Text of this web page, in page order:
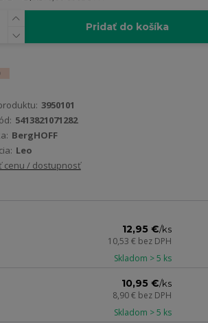
Pridať do košíka
3950101
5413821071282
BergHOFF
Leo
cenu / dostupnosť
12,95 €/ks
10,53 € bez DPH
Skladom > 5 ks
10,95 €/ks
8,90 € bez DPH
Skladom > 5 ks